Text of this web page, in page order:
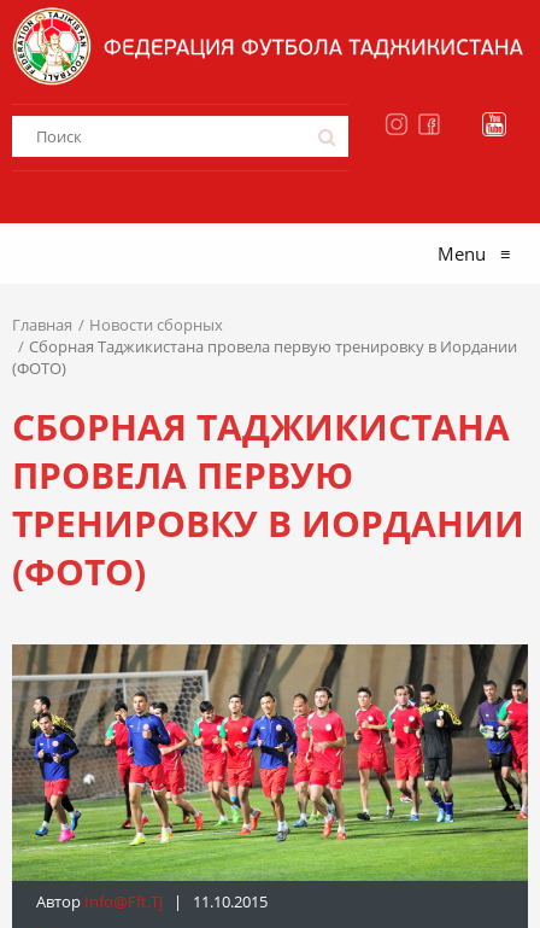
Menu ≡
Главная
Новости сборных
Сборная Таджикистана провела первую тренировку в Иордании
(ФОТО)
СБОРНАЯ ТАДЖИКИСТАНА
ПРОВЕЛА ПЕРВУЮ
ТРЕНИРОВКУ В ИОРДАНИИ
(ФОТО)
Автор Info@fft.tj | 11.10.2015